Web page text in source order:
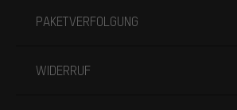
PAKETVERFOLGUNG
WIDERRUF